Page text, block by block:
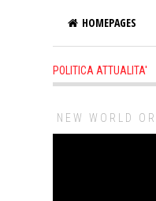
HOMEPAGES
POLITICA ATTUALITA'
1 day ago - Altro che
NEW WORLD